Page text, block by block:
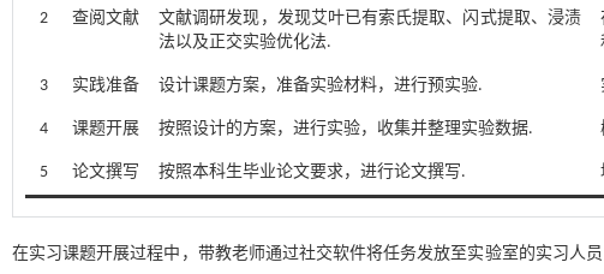
2 查阅文献
文献调研发现，发现艾叶已有索氏提取、闪式提取、浸渍
法以及正交实验优化法.
3 实践准备 设计课题方案，准备实验材料，进行预实验.
4 课题开展 按照设计的方案，进行实验，收集并整理实验数据.
5 论文撰写 按照本科生毕业论文要求，进行论文撰写.
在实习课题开展过程中，带教老师通过社交软件将任务发放至实验室的实习人